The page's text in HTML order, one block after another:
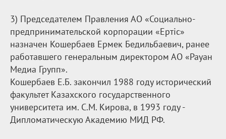
3) Председателем Правления АО «Социально-
предпринимательской корпорации «Ертіс»
назначен Кошербаев Ермек Бедильбаевич, ранее
работавшего генеральным директором АО «Рауан
Медиа Групп».
Кошербаев Е.Б. закончил 1988 году исторический
факультет Казахского государственного
университета им. С.М. Кирова, в 1993 году -
Дипломатическую Академию МИД РФ.